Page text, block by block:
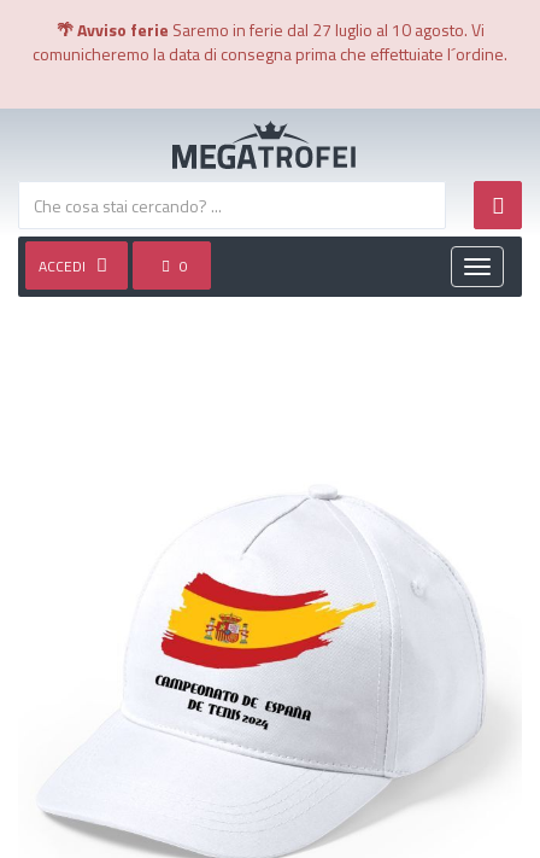
🌴 Avviso ferie Saremo in ferie dal 27 luglio al 10 agosto. Vi
comunicheremo la data di consegna prima che effettuiate l´ordine.
ACCEDI 0
Toggle